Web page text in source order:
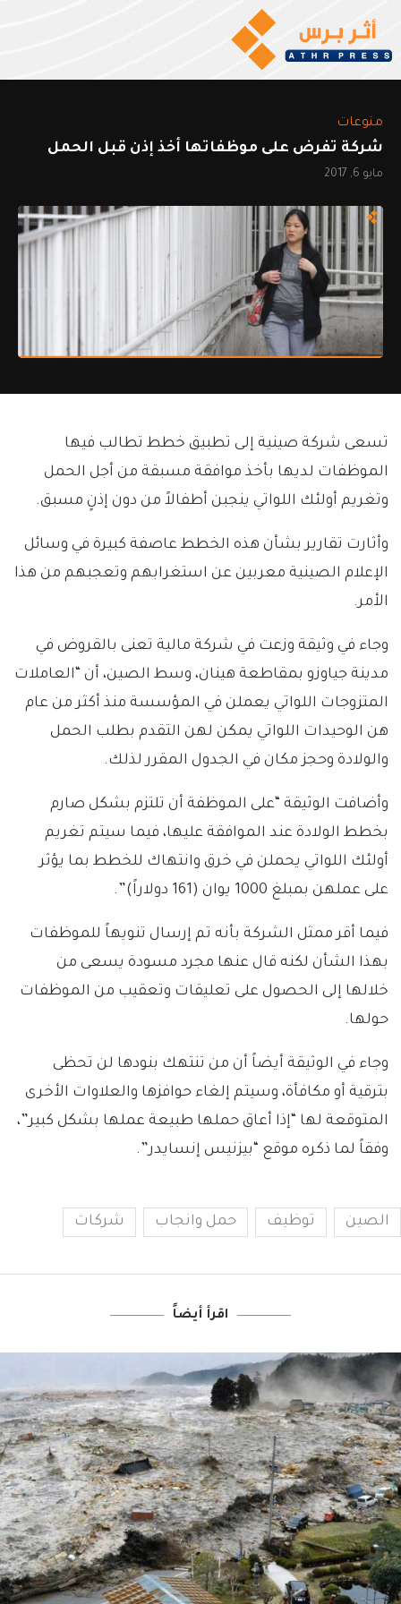
منوعات
شركة تفرض على موظفاتها أخذ إذن قبل الحمل
مايو 6, 2017
تسعى شركة صينية إلى تطبيق خطط تطالب فيها
الموظفات لديها بأخذ موافقة مسبقة من أجل الحمل
وتغريم أولئك اللواتي ينجبن أطفالاً من دون إذنٍ مسبق.
وأثارت تقارير بشأن هذه الخطط عاصفة كبيرة في وسائل
الإعلام الصينية معربين عن استغرابهم وتعجبهم من هذا
الأمر.
وجاء في وثيقة وزعت في شركة مالية تعنى بالقروض في
مدينة جياوزو بمقاطعة هينان، وسط الصين، أن “العاملات
المتزوجات اللواتي يعملن في المؤسسة منذ أكثر من عام
هن الوحيدات اللواتي يمكن لهن التقدم بطلب الحمل
والولادة وحجز مكان في الجدول المقرر لذلك.
وأضافت الوثيقة “على الموظفة أن تلتزم بشكل صارم
بخطط الولادة عند الموافقة عليها، فيما سيتم تغريم
أولئك اللواتي يحملن في خرق وانتهاك للخطط بما يؤثر
على عملهن بمبلغ 1000 يوان (161 دولاراً)”.
فيما أقر ممثل الشركة بأنه تم إرسال تنويهاً للموظفات
بهذا الشأن لكنه قال عنها مجرد مسودة يسعى من
خلالها إلى الحصول على تعليقات وتعقيب من الموظفات
حولها.
وجاء في الوثيقة أيضاً أن من تنتهك بنودها لن تحظى
بترقية أو مكافأة، وسيتم إلغاء حوافزها والعلاوات الأخرى
المتوقعة لها “إذا أعاق حملها طبيعة عملها بشكل كبير”،
وفقاً لما ذكره موقع “بيزنيس إنسايدر”.
الصين توظيف حمل وانجاب شركات
اقرأ أيضاً